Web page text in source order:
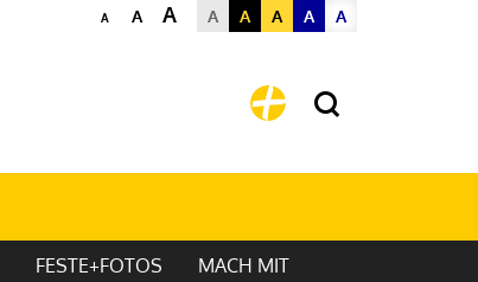
A A A A A A A A
FESTE+FOTOS MACH MIT